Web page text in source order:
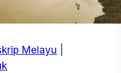
Melayu